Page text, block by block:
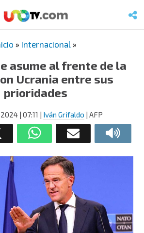
» Internacional »
asume al frente de la
Ucrania entre sus
prioridades
2024 | 07:11 | Iván Grifaldo | AFP